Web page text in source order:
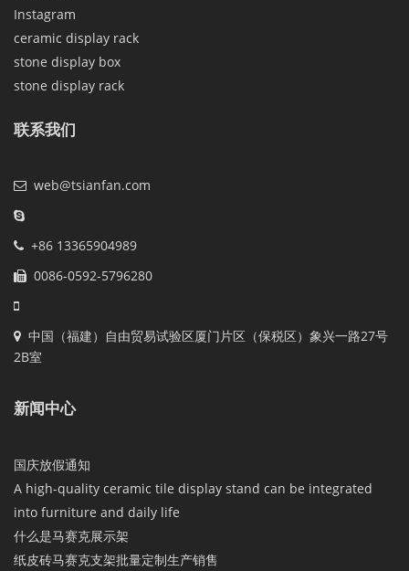
Instagram
ceramic display rack
stone display box
stone display rack
联系我们
web@tsianfan.com
+86 13365904989
0086-0592-5796280
中国（福建）自由贸易试验区厦门片区（保税区）象兴一路27号
2B室
新闻中心
国庆放假通知
A high-quality ceramic tile display stand can be integrated
into furniture and daily life
什么是马赛克展示架
纸皮砖马赛克支架批量定制生产销售